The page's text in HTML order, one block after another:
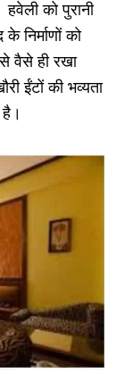
को पुरानी
निर्माणों को
वैसे ही रखा
ईंटों की भव्यता